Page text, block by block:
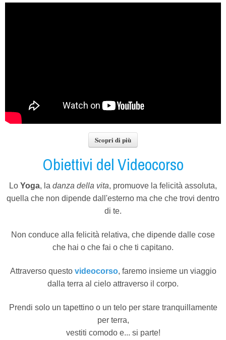
Scopri di più
Obiettivi del Videocorso
Lo Yoga, la danza della vita, promuove la felicità assoluta,
quella che non dipende dall'esterno ma che che trovi dentro
di te.
Non conduce alla felicità relativa, che dipende dalle cose
che hai o che fai o che ti capitano.
Attraverso questovideocorso, faremo insieme un viaggio
dalla terra al cielo attraverso il corpo.
Prendi solo un tapettino o un telo per stare tranquillamente
per terra,
vestiti comodo e... si parte!